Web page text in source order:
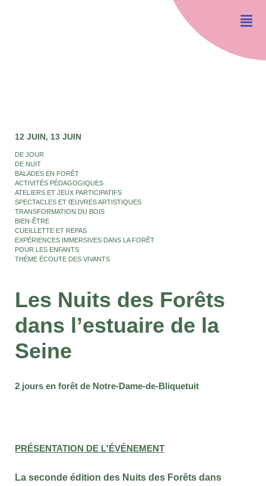
12 JUIN 13 JUIN
DE JOUR
DE NUIT
BALADES EN FORÊT
ACTIVITÉS PÉDAGOGIQUES
ATELIERS ET JEUX PARTICIPATIFS
SPECTACLES ET ŒUVRES ARTISTIQUES
TRANSFORMATION DU BOIS
BIEN-ÊTRE
CUEILLETTE ET REPAS
EXPÉRIENCES IMMERSIVES DANS LA FORÊT
POUR LES ENFANTS
THÈME ÉCOUTE DES VIVANTS
Les Nuits des Forêts
dans l’estuaire de la
Seine
2 jours en forêt de Notre-Dame-de-Bliquetuit
PRÉSENTATION DE L'ÉVÉNEMENT
La seconde édition des Nuits des Forêts dans